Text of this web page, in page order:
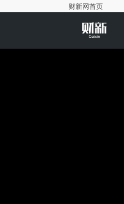
财新网首页